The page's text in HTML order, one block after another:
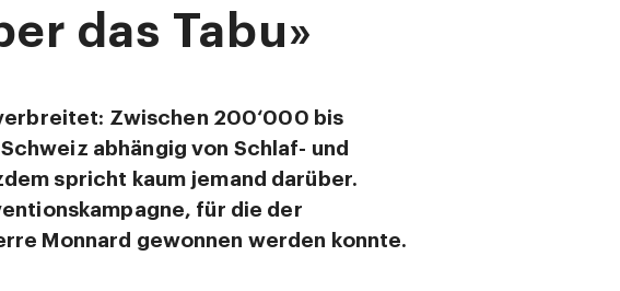
das Tabu»
Zwischen 200‘000 bis
abhängig von Schlaf- und
spricht kaum jemand darüber.
für die der
Monnard gewonnen werden konnte.